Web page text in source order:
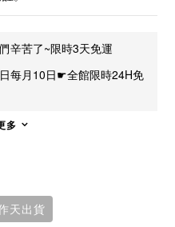
辛苦了~限時3天免運
每月10日☛全館限時24H免
多
天出貨